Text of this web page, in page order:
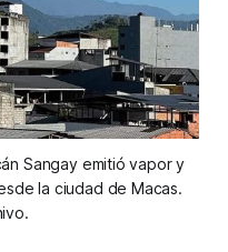
Sangay emitió vapor y
la ciudad de Macas.